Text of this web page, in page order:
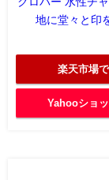
地に堂々と印
楽天市場
Yahooショ